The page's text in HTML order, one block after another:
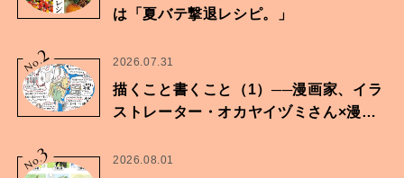
は「夏バテ撃退レシピ。」
No.2 2026.07.31
描くこと書くこと（1）──漫画家、イラ
ストレーター・オカヤイヅミさん×漫画
No.3 2026.08.01